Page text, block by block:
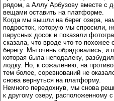
рядом, а Аллу Арбузову вместе с
вещами оставить на платформе.
Когда мы вышли на берег озера,
подросток, которую мы спросили,
парусных досок и показали
сказала, что вроде что-то
берегу. Мы очень обрадовались, и
которая была неподалеку,
лодку. Но, к сожалению, на
тем более, соревнований не
снова вернуться на платформу.
Немного передохнув, мы снова
к другому озеру, расположенному